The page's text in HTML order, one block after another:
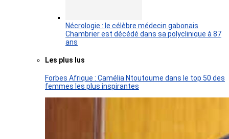
Nécrologie : le célèbre médecin gabonais
Chambrier est décédé dans sa polyclinique à 87
ans
Les plus lus
Forbes Afrique : Camélia Ntoutoume dans le top 50 des
femmes les plus inspirantes